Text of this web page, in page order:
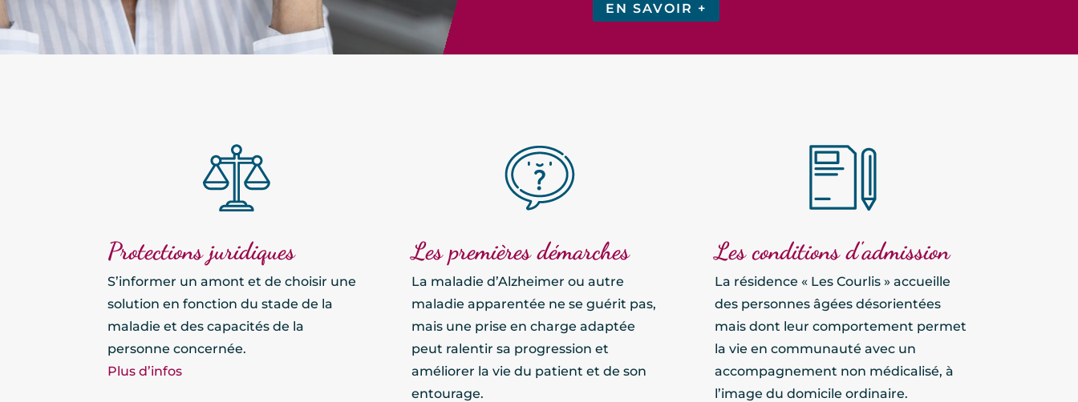
EN SAVOIR +
Protections juridiques
S’informer un amont et de choisir une
solution en fonction du stade de la
maladie et des capacités de la
personne concernée.
Plus d’infos
Les premières démarches
La maladie d’Alzheimer ou autre
maladie apparentée ne se guérit pas,
mais une prise en charge adaptée
peut ralentir sa progression et
améliorer la vie du patient et de son
entourage.
Les conditions d'admission
La résidence « Les Courlis » accueille
des personnes âgées désorientées
mais dont leur comportement permet
la vie en communauté avec un
accompagnement non médicalisé, à
l’image du domicile ordinaire.